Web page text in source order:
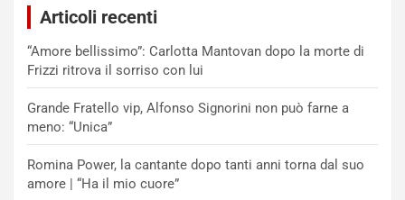
Articoli recenti
“Amore bellissimo”: Carlotta Mantovan dopo la morte di
Frizzi ritrova il sorriso con lui
Grande Fratello vip, Alfonso Signorini non può farne a
meno: “Unica”
Romina Power, la cantante dopo tanti anni torna dal suo
amore | “Ha il mio cuore”